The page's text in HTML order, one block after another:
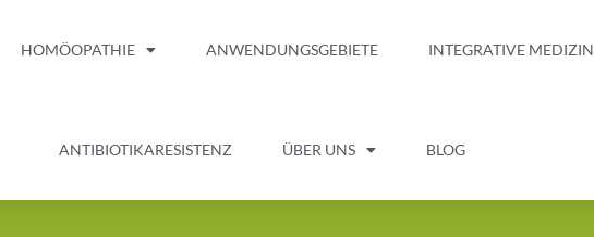
HOMÖOPATHIE ANWENDUNGSGEBIETE INTEGRATIVE MEDIZIN
ANTIBIOTIKARESISTENZ ÜBER UNS BLOG